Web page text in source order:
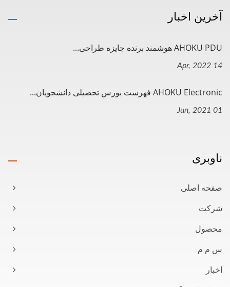
آخرین اخبار
AHOKU PDU هوشمند برنده جایزه طراحی...
14 Apr, 2022
AHOKU Electronic فهرست بورس تحصیلی دانشجویان...
01 Jun, 2021
ناوبری
صفحه اصلی
شرکت
محصول
س م م
اخبار